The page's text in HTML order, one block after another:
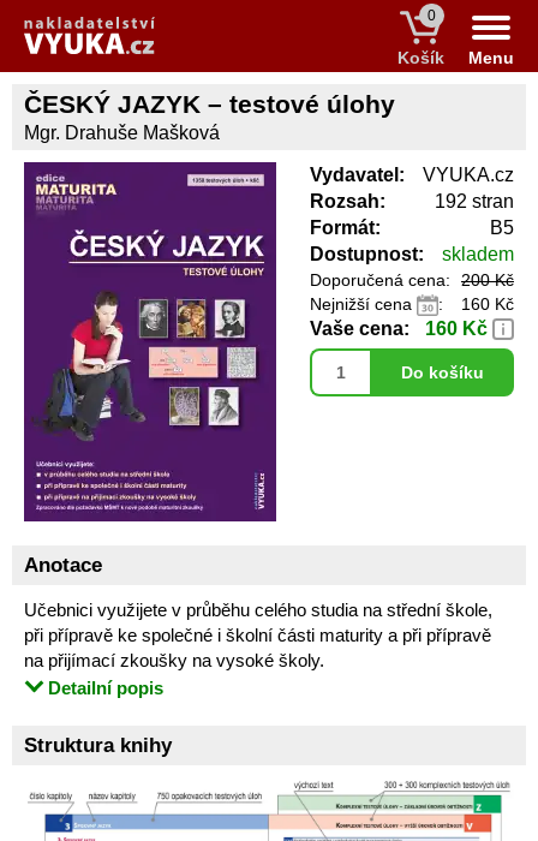
Menu
0
Košík
ČESKÝ JAZYK – testové úlohy
Mgr. Drahuše Mašková
Vydavatel:
VYUKA.cz
Rozsah:
192 stran
Formát:
B5
Dostupnost:
skladem
Doporučená cena:
200 Kč
Nejnižší cena
: 160 Kč
Vaše cena: 160 Kč
Do košíku
Anotace
Učebnici využijete v průběhu celého studia na střední škole,
při přípravě ke společné i školní části maturity a při přípravě
na přijímací zkoušky na vysoké školy.
Detailní popis
Struktura knihy